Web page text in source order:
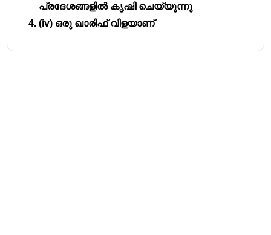
പ്രദേശങ്ങളിൽ കൃഷി ചെയ്യുന്നു
(iv) ഒരു ഖാരിഫ് വിളയാണ്